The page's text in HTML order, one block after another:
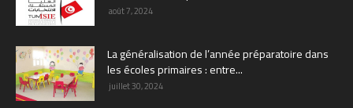
août 7, 2024
La généralisation de l’année préparatoire dans
les écoles primaires : entre...
juillet 30, 2024